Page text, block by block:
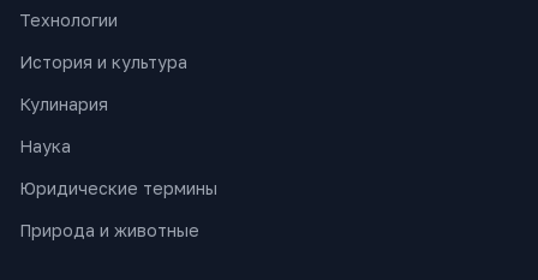
Технологии
История и культура
Кулинария
Наука
Юридические термины
Природа и животные